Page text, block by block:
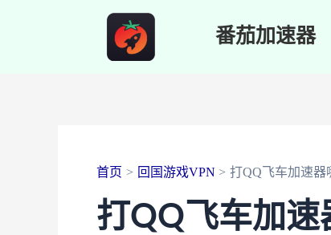
番茄加速器
首页 回国游戏VPN 打QQ飞车加速器
打QQ飞车加速